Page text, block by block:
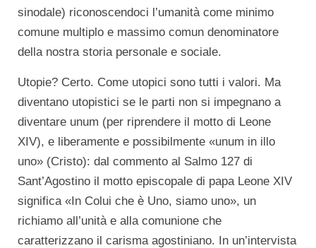
sinodale) riconoscendoci l’umanità come minimo
comune multiplo e massimo comun denominatore
della nostra storia personale e sociale.
Utopie? Certo. Come utopici sono tutti i valori. Ma
diventano utopistici se le parti non si impegnano a
diventare unum (per riprendere il motto di Leone
XIV), e liberamente e possibilmente «unum in illo
uno» (Cristo): dal commento al Salmo 127 di
Sant’Agostino il motto episcopale di papa Leone XIV
significa «In Colui che è Uno, siamo uno», un
richiamo all’unità e alla comunione che
caratterizzano il carisma agostiniano. In un’intervista